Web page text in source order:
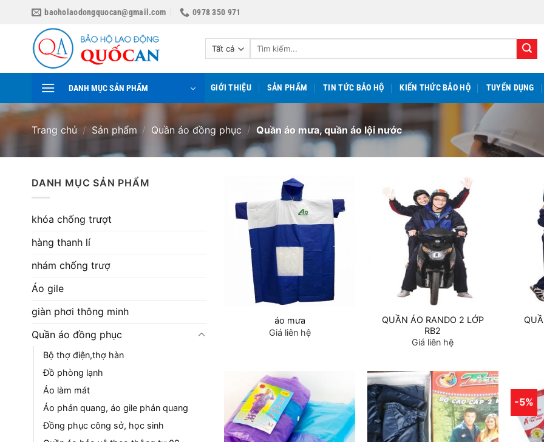
baoholaodongquocan@gmail.com 0978 350 971
Tìm
DANH MỤC SẢN PHẨM GIỚI THIỆU SẢN PHẨM TIN TỨC BẢO HỘ KIẾN THỨC BẢO HỘ TUYỂN DỤNG
Trang chủ / Sản phẩm / Quần áo đồng phục / Quần áo mưa, quần áo lội nước
DANH MỤC SẢN PHẨM
khóa chống trượt
hàng thanh lí
nhám chống trượ
Áo gile
giàn phơi thông minh
Quần áo đồng phục
Bộ thợ điện,thợ hàn
Đồ phòng lạnh
Áo làm mát
Áo phản quang, áo gile phản quang
Đồng phục công sở, học sinh
áo mưa
Giá liên hệ
QUẦN ÁO RANDO 2 LỚP
RB2
Giá liên hệ
-5%